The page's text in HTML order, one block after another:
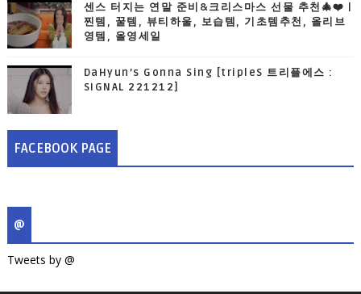
센스 터지는 연말 준비&크리스마스 선물 추천🎄❤️ |
찐템, 꿀템, 뷰티하울, 보습템, 기초템추천, 올리브
영템, 올영세일
DaHyun’s Gonna Sing [tripleS 트리플에스 :
SIGNAL 221212]
FACEBOOK PAGE
@
Tweets by @